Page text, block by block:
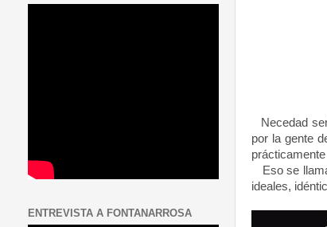
Necedad
por la gente
Eso se
ideales,
ENTREVISTA A FONTANARROSA